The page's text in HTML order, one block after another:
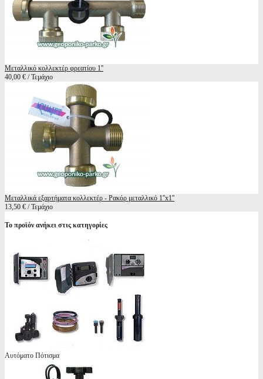
Μεταλλικό κολλεκτέρ φρεατίου 1''
40,00 € / Τεμάχιο
Μεταλλικά εξαρτήματα κολλεκτέρ - Ρακόρ μεταλλικό 1''x1''
13,50 € / Τεμάχιο
Το προϊόν ανήκει στις κατηγορίες
Αυτόματο Πότισμα